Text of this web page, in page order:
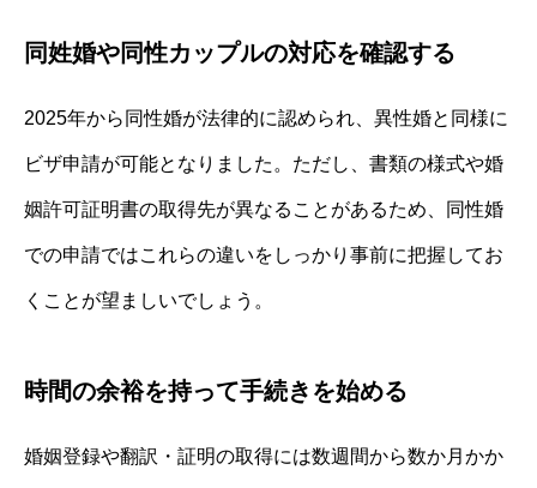
同姓婚や同性カップルの対応を確認する
2025年から同性婚が法律的に認められ、異性婚と同様に
ビザ申請が可能となりました。ただし、書類の様式や婚
姻許可証明書の取得先が異なることがあるため、同性婚
での申請ではこれらの違いをしっかり事前に把握してお
くことが望ましいでしょう。
時間の余裕を持って手続きを始める
婚姻登録や翻訳・証明の取得には数週間から数か月かか